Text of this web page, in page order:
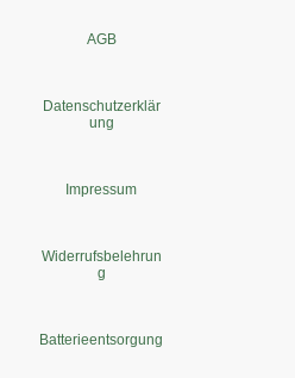
AGB
Datenschutzerklär
ung
Impressum
Widerrufsbelehrun
g
Batterieentsorgung